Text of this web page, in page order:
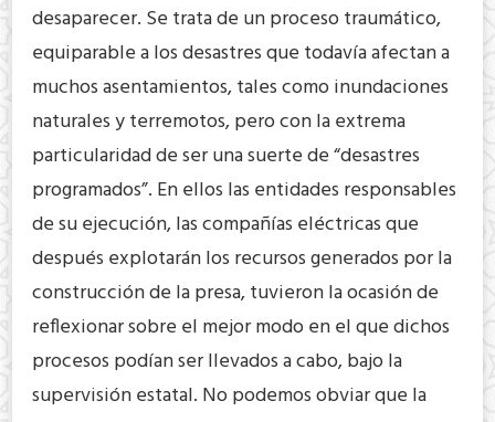
desaparecer. Se trata de un proceso traumático,
equiparable a los desastres que todavía afectan a
muchos asentamientos, tales como inundaciones
naturales y terremotos, pero con la extrema
particularidad de ser una suerte de “desastres
programados”. En ellos las entidades responsables
de su ejecución, las compañías eléctricas que
después explotarán los recursos generados por la
construcción de la presa, tuvieron la ocasión de
reflexionar sobre el mejor modo en el que dichos
procesos podían ser llevados a cabo, bajo la
supervisión estatal. No podemos obviar que la